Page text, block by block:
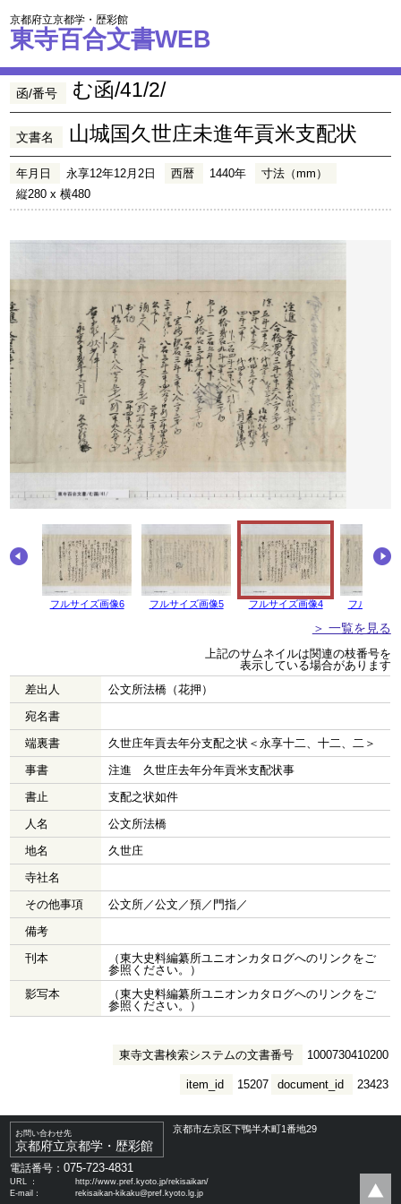
京都府立京都学・歴彩館
東寺百合文書WEB
函/番号 む函/41/2/
文書名 山城国久世庄未進年貢米支配状
年月日 永享12年12月2日 西暦 1440年
寸法（mm）
縦280 x 横480
フルサイズ画像6 フルサイズ画像5 フルサイズ画像4 フルサイズ
＞ 一覧を見る
上記のサムネイルは関連の枝番号を
表示している場合があります
差出人
公文所法橋（花押）
宛名書
端裏書
久世庄年貢去年分支配之状＜永享十二、十二、二＞
事書
注進 久世庄去年分年貢米支配状事
書止
支配之状如件
人名
公文所法橋
地名
久世庄
寺社名
その他事項
公文所／公文／預／門指／
備考
刊本
（東大史料編纂所ユニオンカタログへのリンクをご
参照ください。）
影写本
（東大史料編纂所ユニオンカタログへのリンクをご
参照ください。）
東寺文書検索システムの文書番号 1000730410200
document_id 23423
item_id 15207
お問い合わせ先
京都府立京都学・歴彩館
京都市左京区下鴨半木町1番地29
電話番号：075-723-4831
URL ：
http://www.pref.kyoto.jp/rekisaikan/
E-mail：
rekisaikan-kikaku@pref.kyoto.lg.jp